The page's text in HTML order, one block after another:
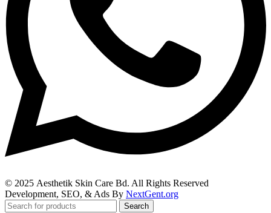
© 2025 Aesthetik Skin Care Bd. All Rights Reserved
Development, SEO, & Ads By NextGent.org
Search